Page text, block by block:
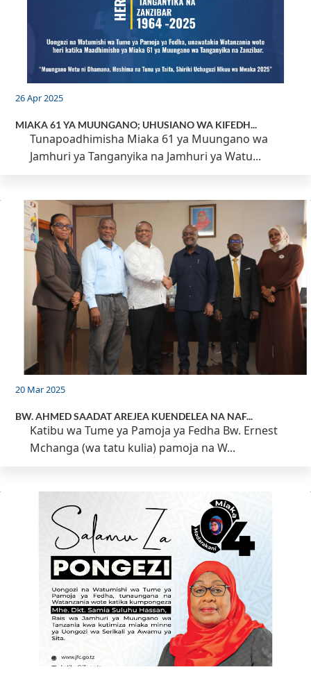
26 Apr 2025
MIAKA 61 YA MUUNGANO; UHUSIANO WA KIFEDH...
Tunapoadhimisha Miaka 61 ya Muungano wa
Jamhuri ya Tanganyika na Jamhuri ya Watu...
20 Mar 2025
BW. AHMED SAADAT AREJEA KUENDELEA NA NAF...
Katibu wa Tume ya Pamoja ya Fedha Bw. Ernest
Mchanga (wa tatu kulia) pamoja na W...